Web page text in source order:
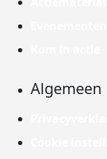
Algemeen